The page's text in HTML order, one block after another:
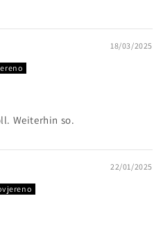
18/03/2025
Weiterhin so.
22/01/2025